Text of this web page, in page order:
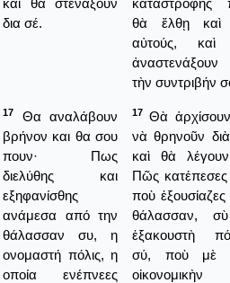
και θα στενάξουν
δια σέ.
καταστροφῆς
θὰ ἔλθῃ καὶ
αὐτούς, καὶ
ἀναστενάξουν
τὴν συντριβήν
17
Θα αναλάβουν
βρήνον και θα σου
πουν· Πως
διελύθης και
εξηφανίσθης
ανάμεσα από την
θάλασσαν συ, η
ονομαστή πόλις, η
οποία ενέπνεες
17 Θὰ
νὰ θρηνοῦν
καὶ θὰ
Πῶς
ποὺ ἐξουσίαζες
θάλασσαν,
ἐξακουστὴ
σύ, ποὺ μὲ
οἰκονομικὴν